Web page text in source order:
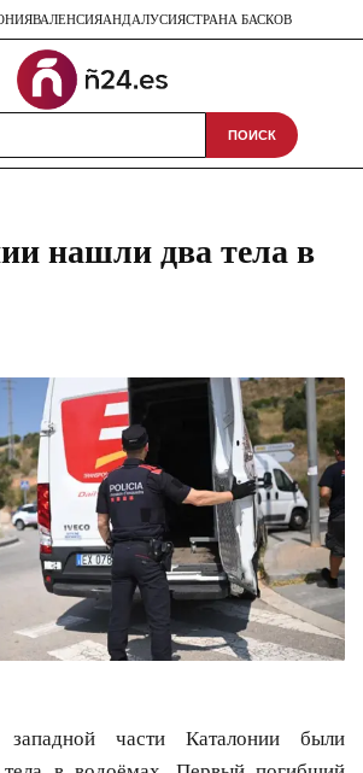
ВАЛЕНСИЯАНДАЛУСИЯСТРАНА БАСКОВ
ПОИСК
нашли два тела в
части Каталонии были